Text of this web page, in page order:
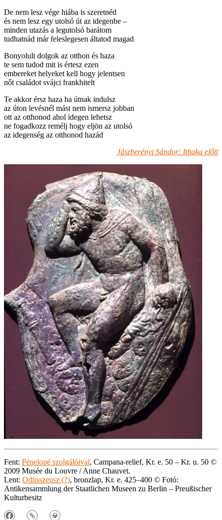
De nem lesz vége hiába is szeretnéd
és nem lesz egy utolsó út az idegenbe –
minden utazás a legutolsó barátom
tudhatnád már feleslegesen áltatod magad
Bonyolult dolgok az otthon és haza
te sem tudod mit is értesz ezen
embereket helyeket kell hogy jelentsen
nőt családot svájci frankhitelt
Te akkor érsz haza ha útnak indulsz
az úton levésnél mást nem ismersz jobban
ott az otthonod ahol idegen lehetsz
ne fogadkozz remélj hogy eljön az utolsó
az idegenség az otthonod hazád
Jászberényi Sándor: Ithaka előtt
Fent: Pénelopé szolgálóival, Campana-relief, Kr. e. 50 – Kr. u. 50 ©
2009 Musée du Louvre / Anne Chauvet.
Lent: Odüsszeusz (?), bronzlap, Kr. e. 425–400 © Fotó:
Antikensammlung der Staatlichen Museen zu Berlin – Preußischer
Kulturbesitz